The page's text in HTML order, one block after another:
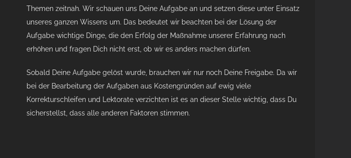
Themen zeitnah. Wir schauen uns Deine Aufgabe an und setzen diese unter Einsatz
unseres ganzen Wissens um. Das bedeutet wir beachten bei der Lösung der
Aufgabe wichtige Dinge, die den Erfolg der Maßnahme unserer Erfahrung nach
erhöhen und fragen Dich nicht erst, ob wir es anders machen dürfen.
Sobald Deine Aufgabe gelöst wurde, brauchen wir nur noch Deine Freigabe. Da wir
bei der Bearbeitung der Aufgaben aus Kostengründen auf ewig viele
Korrekturschleifen und Lektorate verzichten ist es an dieser Stelle wichtig, dass Du
sicherstellst, dass alle anderen Faktoren stimmen.